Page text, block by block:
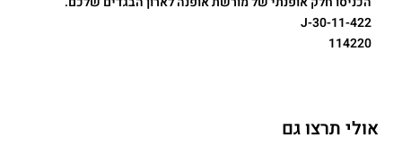
11-422-J-30
114220
אולי תרצו גם